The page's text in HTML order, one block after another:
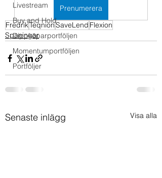
Livestream
Buy and Hold
Dippköparportföljen
Momentumportföljen
Portföljer
Prenumerera
FredrikTeqnionSaveLend Flexion
Spaningar
Senaste inlägg Visa alla